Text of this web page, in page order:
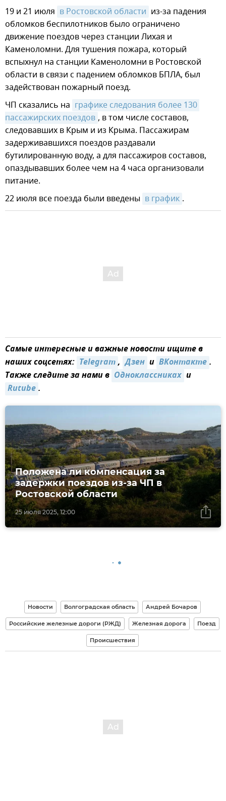
19 и 21 июля в Ростовской области из-за падения
обломков беспилотников было ограничено
движение поездов через станции Лихая и
Каменоломни. Для тушения пожара, который
вспыхнул на станции Каменоломни в Ростовской
области в связи с падением обломков БПЛА, был
задействован пожарный поезд.
ЧП сказались на графике следования более 130
пассажирских поездов , в том числе составов,
следовавших в Крым и из Крыма. Пассажирам
задерживавшихся поездов раздавали
бутилированную воду, а для пассажиров составов,
опаздывавших более чем на 4 часа организовали
питание.
22 июля все поезда были введены в график .
Самые интересные и важные новости ищите в
наших соцсетях: Telegram, Дзен и ВКонтакте.
Также следите за нами в Одноклассниках и
Rutube.
25 июля 2025, 12:00
Положена ли компенсация за
задержки поездов из-за ЧП в
Ростовской области
Новости Волгоградская область Андрей Бочаров
Российские железные дороги (РЖД) Железная дорога Поезд
Происшествия